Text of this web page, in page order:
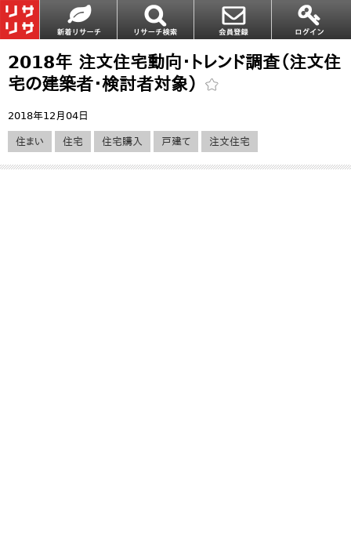
2018年 注文住宅動向・トレンド調査（注文住
宅の建築者・検討者対象）
2018年12月04日
住まい 住宅 住宅購入 戸建て 注文住宅